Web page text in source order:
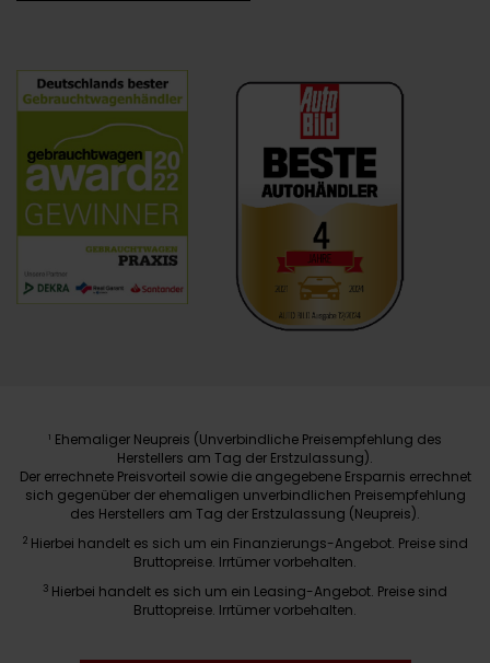
1 Ehemaliger Neupreis (Unverbindliche Preisempfehlung des
Herstellers am Tag der Erstzulassung).
Der errechnete Preisvorteil sowie die angegebene Ersparnis errechnet
sich gegenüber der ehemaligen unverbindlichen Preisempfehlung
des Herstellers am Tag der Erstzulassung (Neupreis).
2 Hierbei handelt es sich um ein Finanzierungs-Angebot. Preise sind
Bruttopreise. Irrtümer vorbehalten.
3 Hierbei handelt es sich um ein Leasing-Angebot. Preise sind
Bruttopreise. Irrtümer vorbehalten.